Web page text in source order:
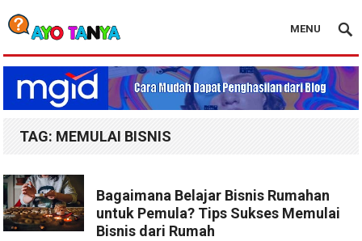
Blog Ayo Tanya
MENU
TAG: MEMULAI BISNIS
Bagaimana Belajar Bisnis Rumahan
untuk Pemula? Tips Sukses Memulai
Bisnis dari Rumah